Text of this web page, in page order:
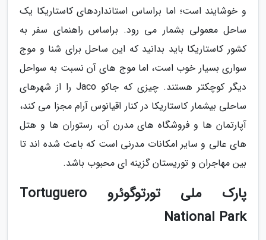
و خوشایند است؛ اما براساس استانداردهای کاستاریکا یک
ساحل معمولی بشمار می رود. براساس راهنمای سفر به
کشور کاستاریکا باید بدانید که این ساحل برای شنا و موج
سواری بسیار خوب است، اما موج های آن نسبت به سواحل
دیگر کوچکتر هستند. چیزی که جاکو Jaco را از شهرهای
ساحلی بیشمار کاستاریکا در کنار اقیانوس آرام مجزا می کند،
آپارتمان ها و فروشگاه های مدرن آن، رستوران ها و هتل
های عالی و سایر امکانات مدرنی است که باعث شده اند تا
بین مهاجران و توریستان گزینه ای محبوب باشد.
پارک ملی تورتوگوئرو Tortuguero
National Park